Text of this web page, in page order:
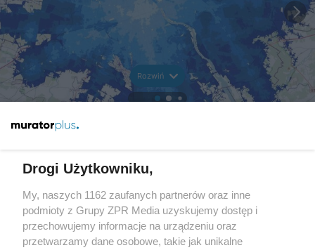
Rozwiń
Drogi Użytkowniku,
My, naszych 1162 zaufanych partnerów oraz inne
podmioty z Grupy ZPR Media uzyskujemy dostęp i
przechowujemy informacje na urządzeniu oraz
przetwarzamy dane osobowe, takie jak unikalne